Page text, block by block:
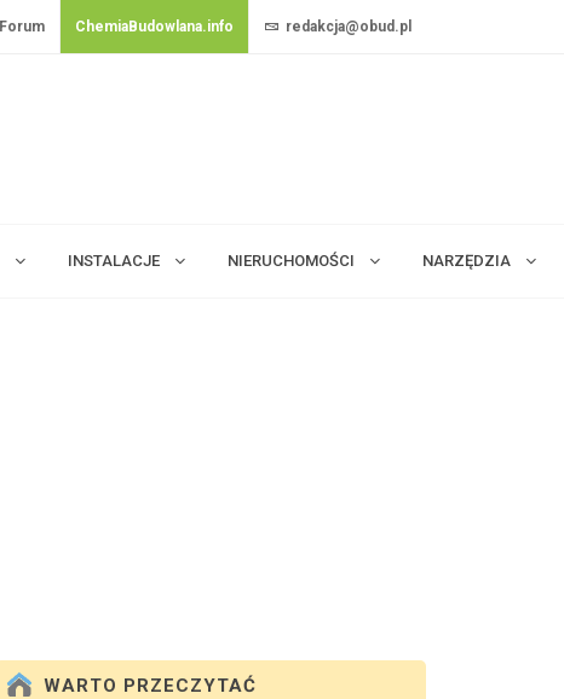
Forum ChemiaBudowlana.info redakcja@obud.pl
INSTALACJE NIERUCHOMOŚCI NARZĘDZIA
WARTO PRZECZYTAĆ